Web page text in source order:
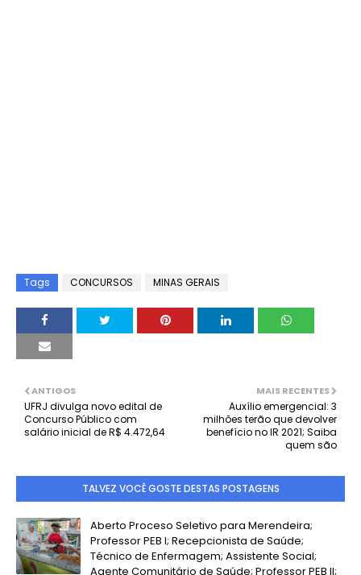
Tags CONCURSOS MINAS GERAIS
MAIS RECENTES
Auxílio emergencial: 3
milhões terão que devolver
benefício no IR 2021; Saiba
quem são
ANTIGOS
UFRJ divulga novo edital de
Concurso Público com
salário inicial de R$ 4.472,64
TALVEZ VOCÊ GOSTE DESTAS POSTAGENS
Aberto Proceso Seletivo para Merendeira;
Professor PEB I; Recepcionista de Saúde;
Técnico de Enfermagem; Assistente Social;
Agente Comunitário de Saúde; Professor PEB II;